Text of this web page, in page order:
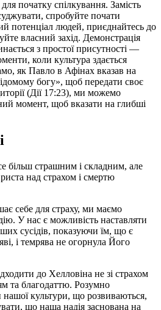
початку спілкування. Замість
спробуйте почати
потенціал людей, приєднайтесь до
власний захід. Демонстрація
з простої присутності —
коли культура здається
як Павло в Афінах вказав на
богу», щоб передати своє
(Дії 17:23), ми можемо
момент, щоб вказати на глибші
більш страшним і складним, але
над страхом і смертю
себе для страху, ми маємо
У нас є можливість наставляти
сусідів, показуючи їм, що є
і темрява не огорнула Його
до Хелловіна не зі страхом
та благодаттю. Розумно
нашої культури, що розвиваються,
що наша надія заснована на